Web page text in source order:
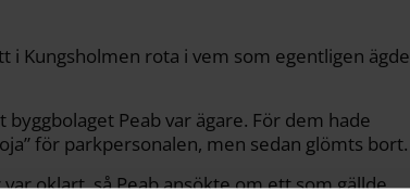
i Kungsholmen rota i vem som egentligen ägde
Peab var ägare. För dem hade
för parkpersonalen, men sedan glömts bort.
oklart, så Peab ansökte om ett som gällde